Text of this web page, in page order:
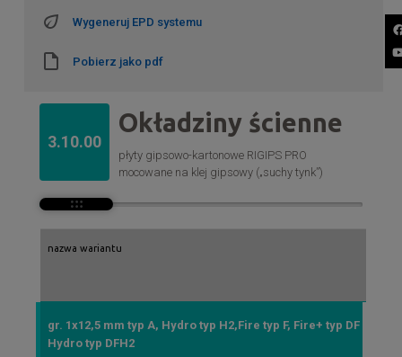
Wygeneruj EPD systemu
Pobierz jako pdf
3.10.00
Okładziny ścienne
płyty gipsowo-kartonowe RIGIPS PRO
mocowane na klej gipsowy („suchy tynk”)
nazwa wariantu
gr. 1x12,5 mm typ A, Hydro typ H2,Fire typ F, Fire+ typ DF lub
Hydro typ DFH2